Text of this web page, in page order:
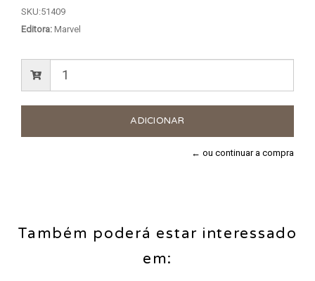
SKU:51409
Editora: Marvel
← ou continuar a compra
Também poderá estar interessado
em: